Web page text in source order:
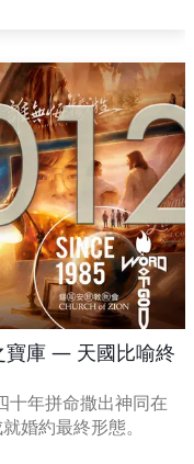
庫 — 天國比喻終
十年拼命撒出神同在
婚約最終形態。